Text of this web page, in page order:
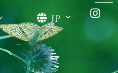
JP